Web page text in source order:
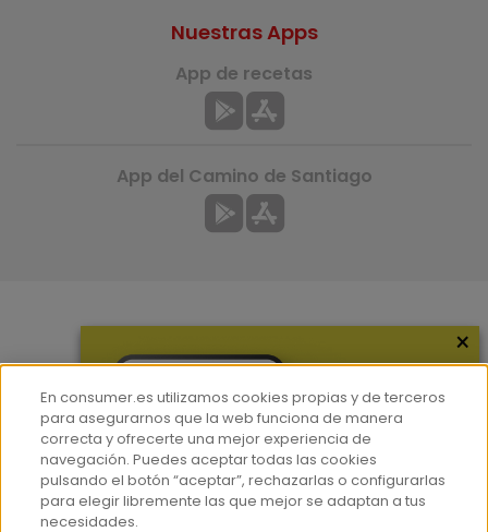
Hemeroteca
Contacto
Prensa
Corpus Lingüístico Consumer
Nuestras Apps
App de recetas
App del Camino de Santiago
×
En consumer.es utilizamos cookies propias y de terceros
para asegurarnos que la web funciona de manera
correcta y ofrecerte una mejor experiencia de
navegación. Puedes aceptar todas las cookies
pulsando el botón “aceptar”, rechazarlas o configurarlas
para elegir libremente las que mejor se adaptan a tus
necesidades.